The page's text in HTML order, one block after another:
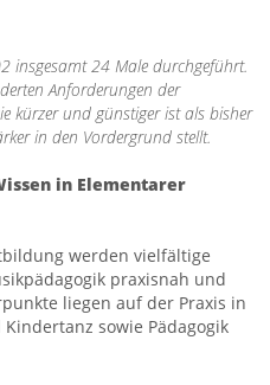
insgesamt 24 Male durchgeführt.
Anforderungen der
kürzer und günstiger ist als bisher
in den Vordergrund stellt.
in Elementarer
werden vielfältige
praxisnah und
liegen auf der Praxis in
sowie Pädagogik